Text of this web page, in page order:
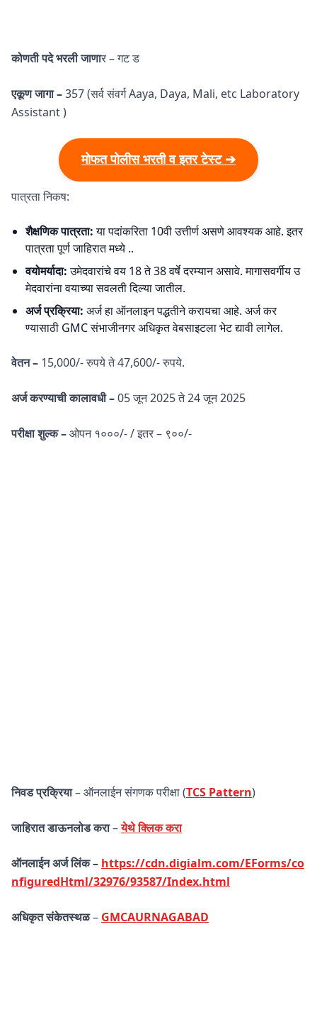
कोणती पदे भरली जाणार – गट ड
एकूण जागा –357 (सर्व संवर्ग Aaya, Daya, Mali, etc Laboratory
Assistant )
मोफत पोलीस भरती व इतर टेस्ट ➔
पात्रता निकष:
शैक्षणिक पात्रता:या पदांकरिता 10वी उत्तीर्ण असणे आवश्यक आहे. इतर
पात्रता पूर्ण जाहिरात मध्ये ..
वयोमर्यादा:उमेदवारांचे वय 18 ते 38 वर्षे दरम्यान असावे. मागासवर्गीय उ
मेदवारांना वयाच्या सवलती दिल्या जातील.
अर्ज प्रक्रिया: अर्ज हा ऑनलाइन पद्धतीने करायचा आहे. अर्ज कर
ण्यासाठी GMC संभाजीनगर अधिकृत वेबसाइटला भेट द्यावी लागेल.
वेतन – 15,000/- रुपये ते 47,600/- रुपये.
अर्ज करण्याची कालावधी –05 जून 2025 ते 24 जून 2025
परीक्षा शुल्क –ओपन १०००/- / इतर – ९००/-
निवड प्रक्रिया– ऑनलाईन संगणक परीक्षा (TCS Pattern)
जाहिरात डाऊनलोड करा–येथे क्लिक करा
ऑनलाईन अर्ज लिंक – https://cdn.digialm.com/EForms/co
nfiguredHtml/32976/93587/Index.html
अधिकृत संकेतस्थळ– GMCAURNAGABAD